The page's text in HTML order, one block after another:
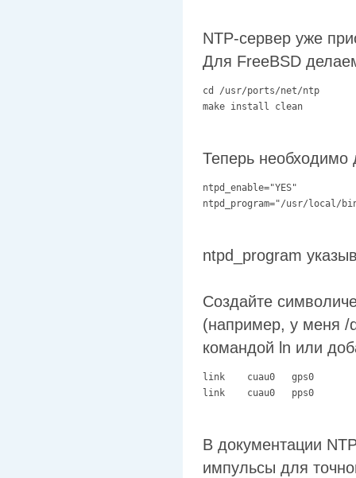
NTP-сервер уже
Для FreeBSD
cd /usr/ports/net/ntp
make install clean
Теперь необходимо
ntpd_enable="YES"
ntpd_program="/usr/local/
ntpd_program
Создайте
(например, у меня /
командой ln или
link    cuau0   gps0
link    cuau0   pps0
В документации
импульсы для